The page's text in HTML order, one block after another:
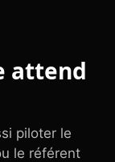
attend
piloter le
le référent